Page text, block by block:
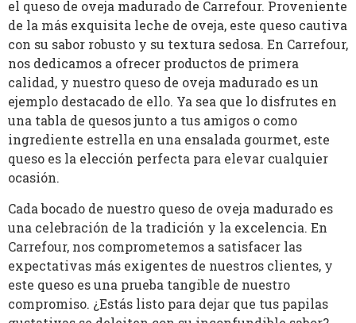
el queso de oveja madurado de Carrefour. Proveniente
de la más exquisita leche de oveja, este queso cautiva
con su sabor robusto y su textura sedosa. En Carrefour,
nos dedicamos a ofrecer productos de primera
calidad, y nuestro queso de oveja madurado es un
ejemplo destacado de ello. Ya sea que lo disfrutes en
una tabla de quesos junto a tus amigos o como
ingrediente estrella en una ensalada gourmet, este
queso es la elección perfecta para elevar cualquier
ocasión.
Cada bocado de nuestro queso de oveja madurado es
una celebración de la tradición y la excelencia. En
Carrefour, nos comprometemos a satisfacer las
expectativas más exigentes de nuestros clientes, y
este queso es una prueba tangible de nuestro
compromiso. ¿Estás listo para dejar que tus papilas